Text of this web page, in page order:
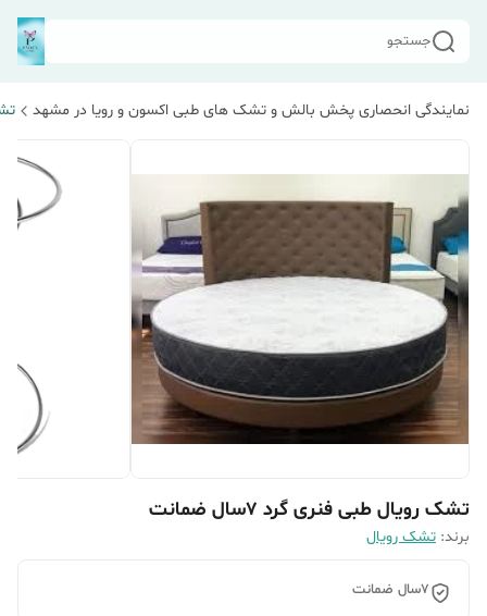
جستجو
نمایندگی انحصاری پخش بالش و تشک های طبی اکسون و رویا در مشهد
تشک رویال طبی فنری گرد 7سال ضمانت
برند: تشک رویال
7سال ضمانت